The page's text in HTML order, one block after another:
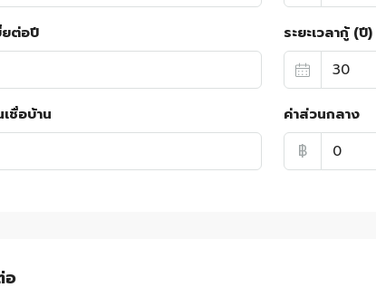
ยต่อปี ระยะเวลากู้ (ปี)
ชื่อบ้าน ค่าส่วนกลาง
฿
อ